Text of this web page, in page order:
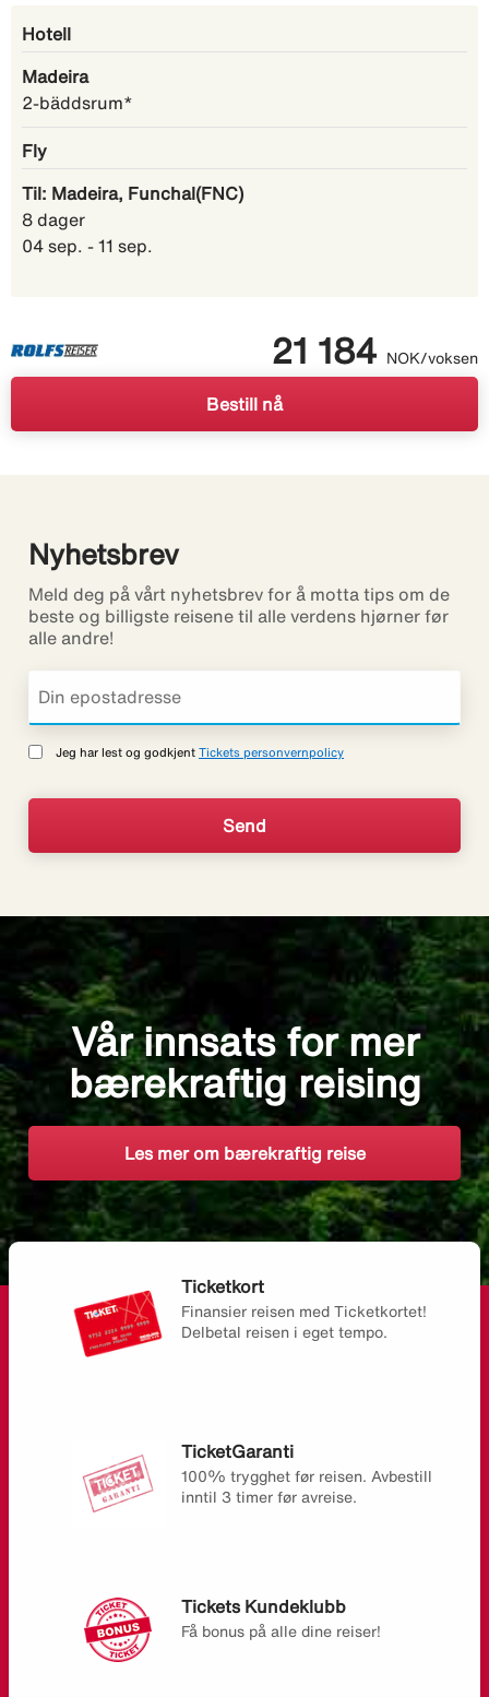
Hotell
Madeira
2-bäddsrum*
Fly
Til: Madeira, Funchal(FNC)
8 dager
04 sep. - 11 sep.
21 184 NOK/voksen
Bestill nå
Nyhetsbrev
Meld deg på vårt nyhetsbrev for å motta tips om de
beste og billigste reisene til alle verdens hjørner før
alle andre!
Jeg har lest og godkjent Tickets personvernpolicy
Vår innsats for mer
bærekraftig reising
Les mer om bærekraftig reise
Ticketkort
Finansier reisen med Ticketkortet!
Delbetal reisen i eget tempo.
TicketGaranti
100% trygghet før reisen. Avbestill
inntil 3 timer før avreise.
Tickets Kundeklubb
Få bonus på alle dine reiser!